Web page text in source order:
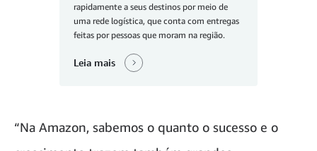
rapidamente a seus destinos por meio de
uma rede logística, que conta com entregas
feitas por pessoas que moram na região.
Leia mais
“Na Amazon, sabemos o quanto o sucesso e o